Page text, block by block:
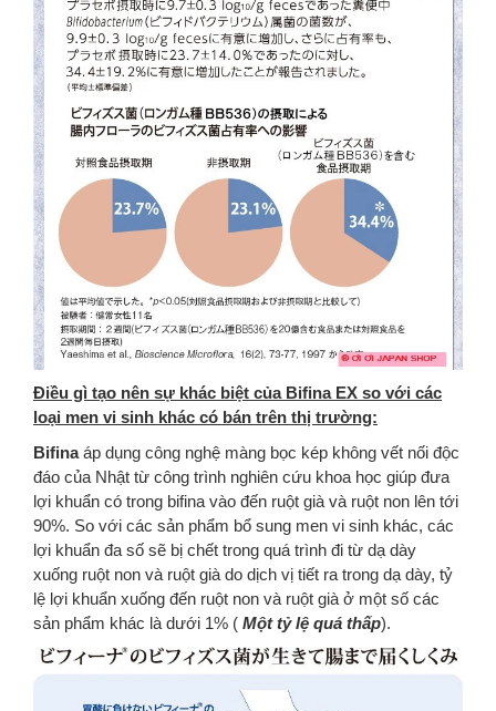
Điều gì tạo nên sự khác biệt của Bifina EX so với các
loại men vi sinh khác có bán trên thị trường:
Bifinaáp dụng công nghệ màng bọc kép không vết nối độc
đáo của Nhật từ công trình nghiên cứu khoa học giúp đưa
lợi khuẩn có trong bifina vào đến ruột già và ruột non lên tới
90%. So với các sản phẩm bổ sung men vi sinh khác, các
lợi khuẩn đa số sẽ bị chết trong quá trình đi từ dạ dày
xuống ruột non và ruột già do dịch vị tiết ra trong dạ dày, tỷ
lệ lợi khuẩn xuống đến ruột non và ruột già ở một số các
sản phẩm khác là dưới 1% ( Một tỷ lệ quá thấp).